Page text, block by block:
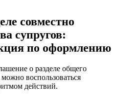
совместно
супругов:
по оформлению
о разделе общего
воспользоваться
действий.